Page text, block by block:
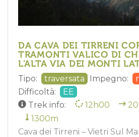
DA CAVA DEI TIRRENI
TRAMONTI VALICO DI
L’ALTA VIA DEI MONTI
Tipo: traversata Impegno:
Difficoltà:
EE
Trek info:
12h00
1300m
Cava dei Tirreni – Vietri Sul